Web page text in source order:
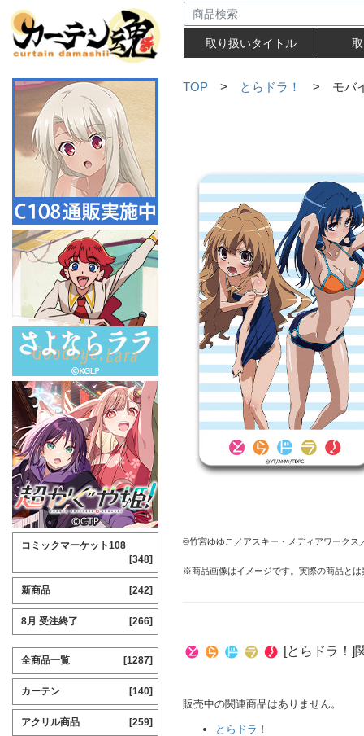
取り扱いタイトル
TOP > とらドラ！ > モバイ
©竹宮ゆゆこ／アスキー・メディアワークス
※商品画像はイメージです。実際の商品と
[とらドラ！]
販売中の関連商品はありません。
とらドラ！
コミックマーケット108
[348]
新商品 [242]
8月 受注終了 [266]
全商品一覧 [1287]
カーテン [140]
アクリル商品 [259]